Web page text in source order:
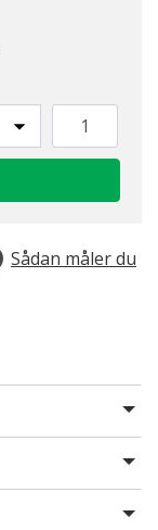
Sådan måler du